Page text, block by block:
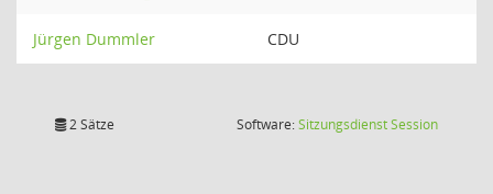
Jürgen Dummler CDU
2 Sätze Software:SitzungsdienstSession(Wird in